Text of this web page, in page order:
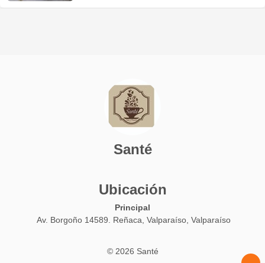
Santé
Ubicación
Principal
Av. Borgoño 14589. Reñaca, Valparaíso, Valparaíso
© 2026 Santé